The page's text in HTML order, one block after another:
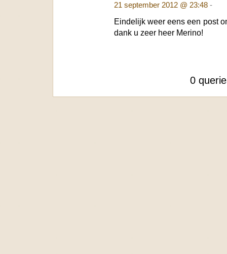
21 september 2012 @ 23:48 -
Eindelijk weer eens een post
dank u zeer heer Merino!
0